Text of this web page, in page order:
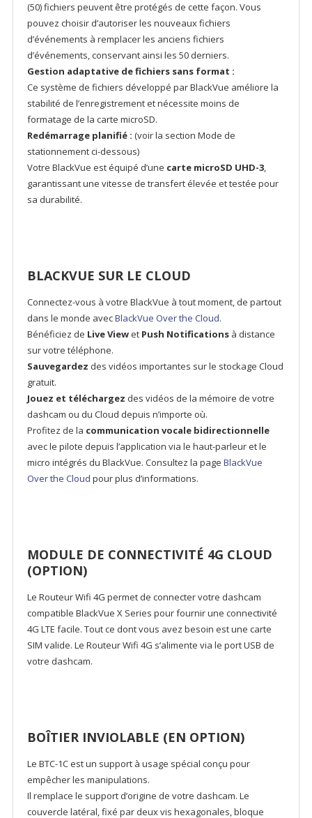
(50) fichiers peuvent être protégés de cette façon. Vous
pouvez choisir d’autoriser les nouveaux fichiers
d’événements à remplacer les anciens fichiers
d’événements, conservant ainsi les 50 derniers.
Gestion adaptative de fichiers sans format :
Ce système de fichiers développé par BlackVue améliore la
stabilité de l’enregistrement et nécessite moins de
formatage de la carte microSD.
Redémarrage planifié : (voir la section Mode de
stationnement ci-dessous)
Votre BlackVue est équipé d’une carte microSD UHD-3,
garantissant une vitesse de transfert élevée et testée pour
sa durabilité.
BLACKVUE SUR LE CLOUD
Connectez-vous à votre BlackVue à tout moment, de partout
dans le monde avecBlackVue Over the Cloud.
Bénéficiez de Live Viewet Push Notificationsà distance
sur votre téléphone.
Sauvegardez des vidéos importantes sur le stockage Cloud
gratuit.
Jouez et téléchargez des vidéos de la mémoire de votre
dashcam ou du Cloud depuis n’importe où.
Profitez de la communication vocale bidirectionnelle
avec le pilote depuis l’application via le haut-parleur et le
micro intégrés du BlackVue. Consultez la page BlackVue
Over the Cloud pour plus d’informations.
MODULE DE CONNECTIVITÉ 4G CLOUD
(OPTION)
Le Routeur Wifi 4G permet de connecter votre dashcam
compatible BlackVue X Series pour fournir une connectivité
4G LTE facile. Tout ce dont vous avez besoin est une carte
SIM valide. Le Routeur Wifi 4G s’alimente via le port USB de
votre dashcam.
BOÎTIER INVIOLABLE (EN OPTION)
Le BTC-1C est un support à usage spécial conçu pour
empêcher les manipulations.
Il remplace le support d’origine de votre dashcam. Le
couvercle latéral, fixé par deux vis hexagonales, bloque